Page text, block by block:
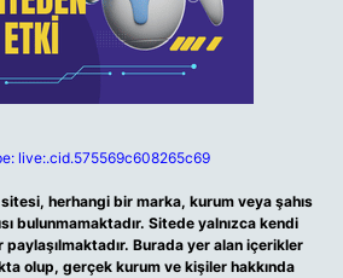
live:.cid.575569c608265c69
herhangi bir marka, kurum veya şahıs
bulunmamaktadır. Sitede yalnızca kendi
paylaşılmaktadır. Burada yer alan içerikler
olup, gerçek kurum ve kişiler hakkında